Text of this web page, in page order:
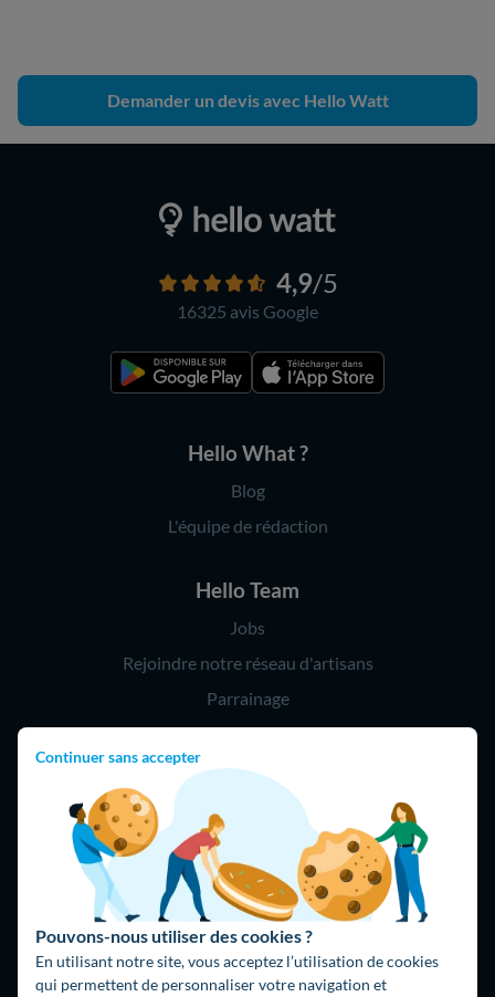
Continuer sans accepter
Pouvons-nous utiliser des cookies ?
En utilisant notre site, vous acceptez l’utilisation de cookies
qui permettent de personnaliser votre navigation et
Demander un devis avec Hello Watt
4,9/5
16325 avis Google
Hello What ?
Blog
L'équipe de rédaction
Hello Team
Jobs
Rejoindre notre réseau d'artisans
Parrainage
Hello !
09 75 18 60 60
(8h-21h)
75018 Paris